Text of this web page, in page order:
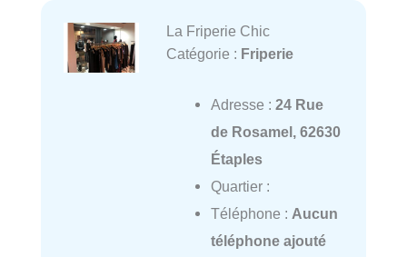
La Friperie Chic
Catégorie : Friperie
Adresse : 24 Rue
de Rosamel, 62630
Étaples
Quartier :
Téléphone : Aucun
téléphone ajouté